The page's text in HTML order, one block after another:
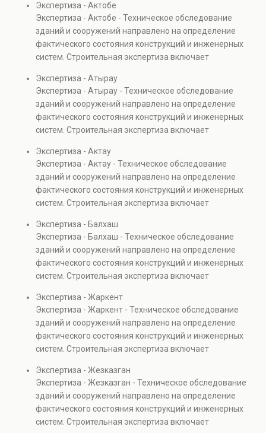
элементов и оценку эксплуатационной безопасности.
Услуга востребована при покупке недвижимости,
капитальном ремонте и реконструкции объектов, а
также при судебных разбирательствах и технических
проверках.
Экспертиза - Актобе
Экспертиза - Актобе - Техническое обследование
зданий и сооружений направлено на определение
фактического состояния конструкций и инженерных
систем. Строительная экспертиза включает
элементов и оценку эксплуатационной безопасности.
Услуга востребована при покупке недвижимости,
капитальном ремонте и реконструкции объектов, а
также при судебных разбирательствах и технических
проверках.
Экспертиза - Атырау
Экспертиза - Атырау - Техническое обследование
зданий и сооружений направлено на определение
фактического состояния конструкций и инженерных
систем. Строительная экспертиза включает
элементов и оценку эксплуатационной безопасности.
Услуга востребована при покупке недвижимости,
капитальном ремонте и реконструкции объектов, а
также при судебных разбирательствах и технических
проверках.
Экспертиза - Актау
Экспертиза - Актау - Техническое обследование
зданий и сооружений направлено на определение
фактического состояния конструкций и инженерных
систем. Строительная экспертиза включает
элементов и оценку эксплуатационной безопасности.
Услуга востребована при покупке недвижимости,
капитальном ремонте и реконструкции объектов, а
также при судебных разбирательствах и технических
проверках.
Экспертиза - Балхаш
Экспертиза - Балхаш - Техническое обследование
зданий и сооружений направлено на определение
фактического состояния конструкций и инженерных
систем. Строительная экспертиза включает
элементов и оценку эксплуатационной безопасности.
Услуга востребована при покупке недвижимости,
капитальном ремонте и реконструкции объектов, а
также при судебных разбирательствах и технических
проверках.
Экспертиза - Жаркент
Экспертиза - Жаркент - Техническое обследование
зданий и сооружений направлено на определение
фактического состояния конструкций и инженерных
систем. Строительная экспертиза включает
элементов и оценку эксплуатационной безопасности.
Услуга востребована при покупке недвижимости,
капитальном ремонте и реконструкции объектов, а
также при судебных разбирательствах и технических
проверках.
Экспертиза - Жезказган
Экспертиза - Жезказган - Техническое обследование
зданий и сооружений направлено на определение
фактического состояния конструкций и инженерных
систем. Строительная экспертиза включает